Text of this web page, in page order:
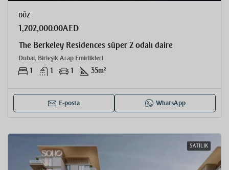
DÜZ
1,202,000.00AED
The Berkeley Residences süper 2 odalı daire
Dubai, Birleşik Arap Emirlikleri
1 1 1 35m²
E-posta WhatsApp
SATILIK